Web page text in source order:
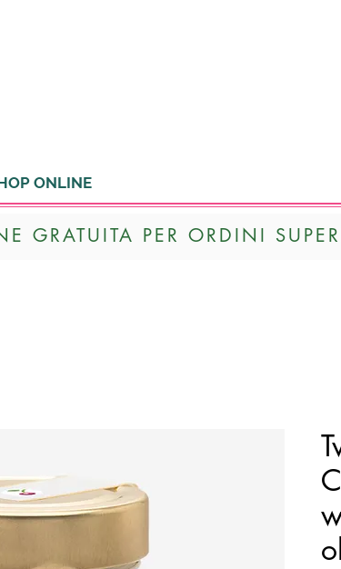
ONLINE
GRATUITA PER ORDINI